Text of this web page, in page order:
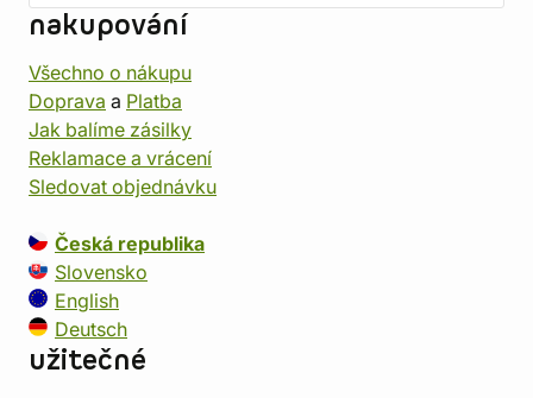
nakupování
Všechno o nákupu
Doprava a Platba
Jak balíme zásilky
Reklamace a vrácení
Sledovat objednávku
Česká republika
Slovensko
English
Deutsch
užitečné